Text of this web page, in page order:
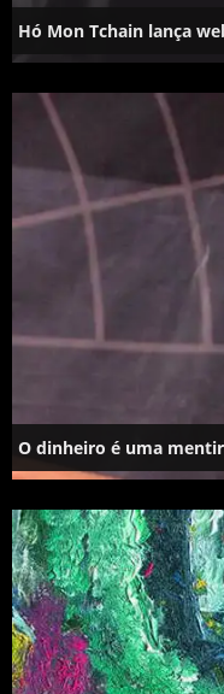
Hó Mon Tchain lança
O dinheiro é uma